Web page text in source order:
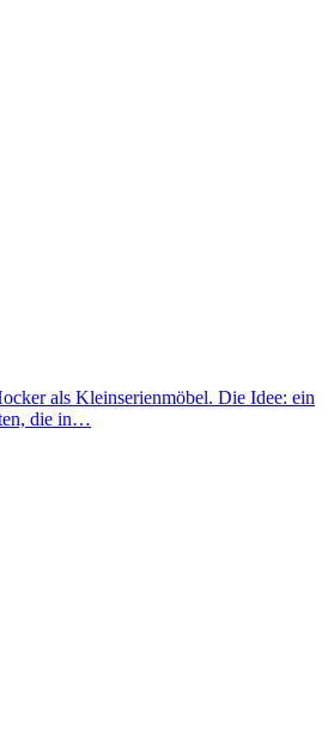
als Kleinserienmöbel. Die Idee: ein
die in…